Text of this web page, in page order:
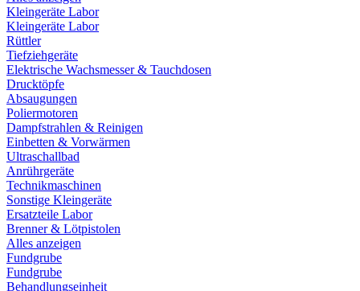
Kleingeräte Labor
Kleingeräte Labor
Rüttler
Tiefziehgeräte
Elektrische Wachsmesser & Tauchdosen
Drucktöpfe
Absaugungen
Poliermotoren
Dampfstrahlen & Reinigen
Einbetten & Vorwärmen
Ultraschallbad
Anrührgeräte
Technikmaschinen
Sonstige Kleingeräte
Ersatzteile Labor
Brenner & Lötpistolen
Alles anzeigen
Fundgrube
Fundgrube
Behandlungseinheit